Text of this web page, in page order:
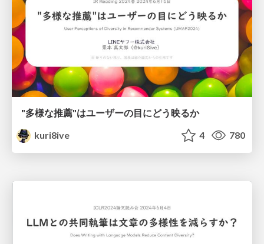
"多様な推薦"はユーザーの目にどう映るか
kuri8ive
4 780